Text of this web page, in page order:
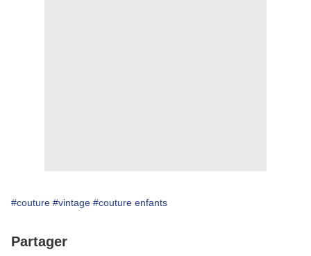
#couture #vintage #couture enfants
Partager